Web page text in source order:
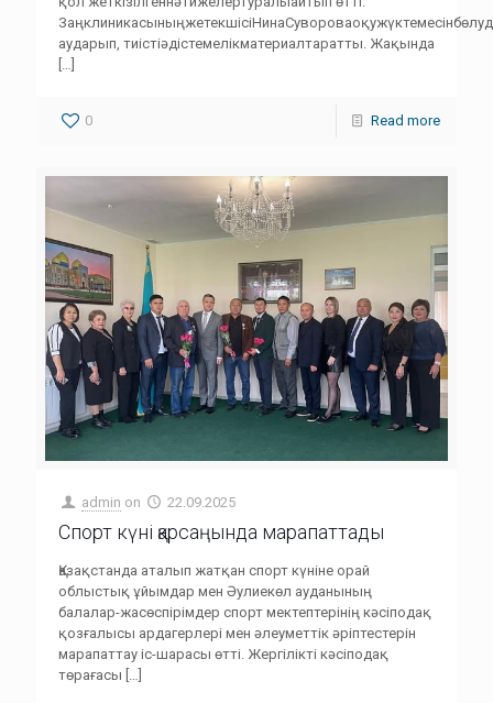
аударып, тиістіәдістемелікматериалтаратты. Жақында
[…]
0 Read more
admin on 22.09.2025
Спорт күні қарсаңында марапаттады
Қазақстанда аталып жатқан спорт күніне орай
облыстық ұйымдар мен Әулиекөл ауданының
балалар-жасөспірімдер спорт мектептерінің кәсіподақ
қозғалысы ардагерлері мен әлеуметтік әріптестерін
марапаттау іс-шарасы өтті. Жергілікті кәсіподақ
төрағасы […]